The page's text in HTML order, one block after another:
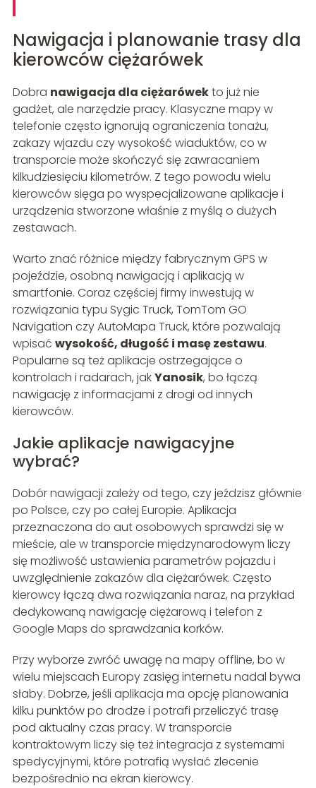
Nawigacja i planowanie trasy dla
kierowców ciężarówek
Dobra nawigacja dla ciężarówekto już nie
gadżet, ale narzędzie pracy. Klasyczne mapy w
telefonie często ignorują ograniczenia tonażu,
zakazy wjazdu czy wysokość wiaduktów, co w
transporcie może skończyć się zawracaniem
kilkudziesięciu kilometrów. Z tego powodu wielu
kierowców sięga po wyspecjalizowane aplikacje i
urządzenia stworzone właśnie z myślą o dużych
zestawach.
Warto znać różnice między fabrycznym GPS w
pojeździe, osobną nawigacją i aplikacją w
smartfonie. Coraz częściej firmy inwestują w
rozwiązania typu Sygic Truck, TomTom GO
Navigation czy AutoMapa Truck, które pozwalają
wpisać wysokość, długość i masę zestawu.
Popularne są też aplikacje ostrzegające o
kontrolach i radarach, jakYanosik, bo łączą
nawigację z informacjami z drogi od innych
kierowców.
Jakie aplikacje nawigacyjne
wybrać?
Dobór nawigacji zależy od tego, czy jeździsz głównie
po Polsce, czy po całej Europie. Aplikacja
przeznaczona do aut osobowych sprawdzi się w
mieście, ale w transporcie międzynarodowym liczy
się możliwość ustawienia parametrów pojazdu i
uwzględnienie zakazów dla ciężarówek. Często
kierowcy łączą dwa rozwiązania naraz, na przykład
dedykowaną nawigację ciężarową i telefon z
Google Maps do sprawdzania korków.
Przy wyborze zwróć uwagę na mapy offline, bo w
wielu miejscach Europy zasięg internetu nadal bywa
słaby. Dobrze, jeśli aplikacja ma opcję planowania
kilku punktów po drodze i potrafi przeliczyć trasę
pod aktualny czas pracy. W transporcie
kontraktowym liczy się też integracja z systemami
spedycyjnymi, które potrafią wysłać zlecenie
bezpośrednio na ekran kierowcy.